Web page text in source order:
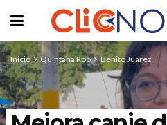
Inicio Quintana Roo Benito Juárez